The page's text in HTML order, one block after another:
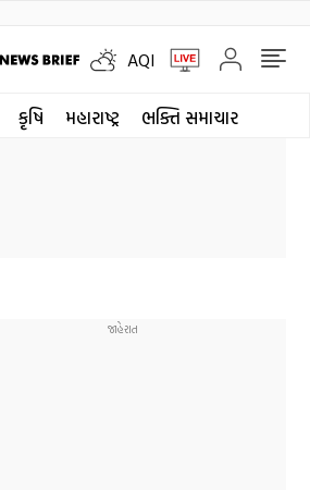
AQI
કૃષિ મહારાષ્ટ્ર ભક્તિ સમાચાર